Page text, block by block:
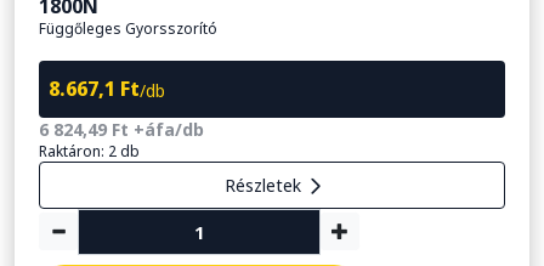
1800N
Függőleges Gyorsszorító
8.667,1 Ft/db
6 824,49 Ft +áfa/db
Raktáron: 2 db
Részletek